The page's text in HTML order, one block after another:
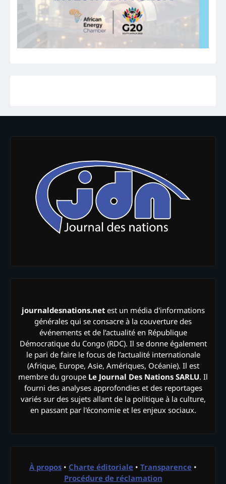
journaldesnations.netest un média d'informations
générales qui se consacre à la couverture des
événements et de l’actualité en République
Démocratique du Congo (RDC). Il se donne également
le pari de faire le focus de l’actualité internationale
(Afrique, Europe, Asie, Amériques, Océanie). Il est
membre du groupe Le Journal Des Nations SARLU. Il
fourni des analyses approfondies et des reportages
variés sur des sujets allant de la politique à la culture,
en passant par l'économie et les enjeux sociaux.
À propos • Charte éditoriale • Transparence •
Procédure de réclamation